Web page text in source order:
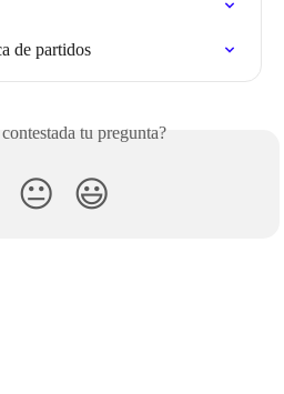
de partidos
tu pregunta?
😐 😃